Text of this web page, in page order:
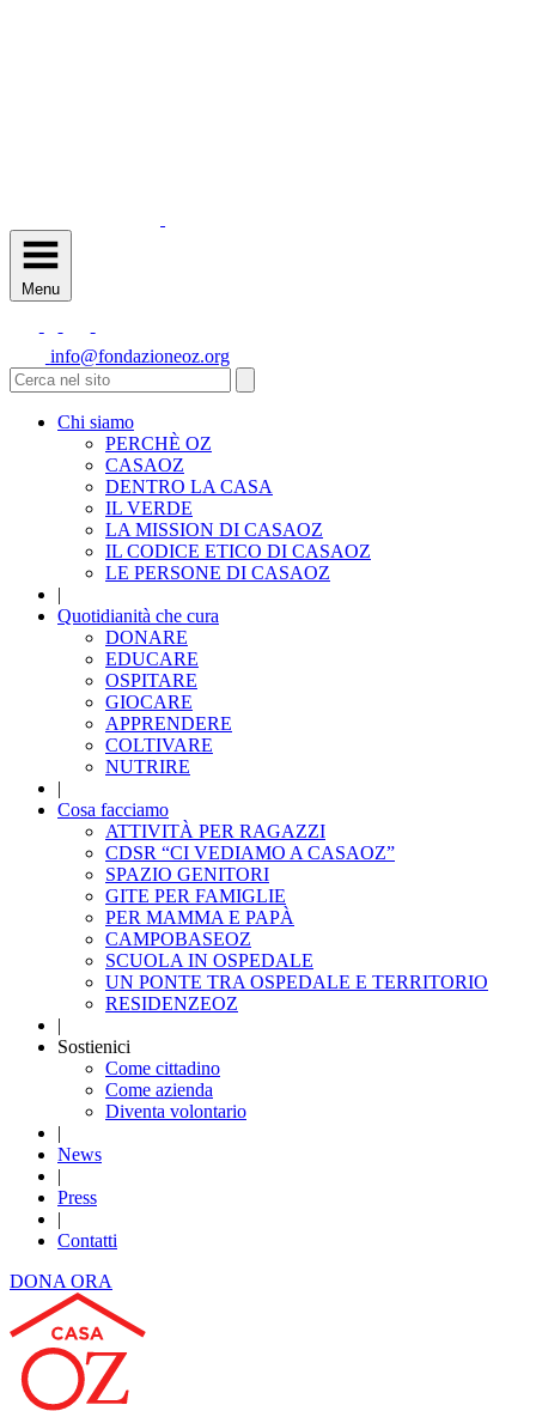
Menu
info@fondazioneoz.org
Chi siamo
PERCHÈ OZ
CASAOZ
DENTRO LA CASA
IL VERDE
LA MISSION DI CASAOZ
IL CODICE ETICO DI CASAOZ
LE PERSONE DI CASAOZ
|
Quotidianità che cura
DONARE
EDUCARE
OSPITARE
GIOCARE
APPRENDERE
COLTIVARE
NUTRIRE
|
Cosa facciamo
ATTIVITÀ PER RAGAZZI
CDSR “CI VEDIAMO A CASAOZ”
SPAZIO GENITORI
GITE PER FAMIGLIE
PER MAMMA E PAPÀ
CAMPOBASEOZ
SCUOLA IN OSPEDALE
UN PONTE TRA OSPEDALE E TERRITORIO
RESIDENZEOZ
|
Sostienici
Come cittadino
Come azienda
Diventa volontario
|
News
|
Press
|
Contatti
DONA ORA